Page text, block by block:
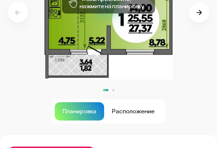
нажмите на планировку
Планировка Расположение